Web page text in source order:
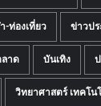
-ท่องเที่ยว ข่าวป
ลาด บันเทิง
วิทยาศาสตร์ เทคโน